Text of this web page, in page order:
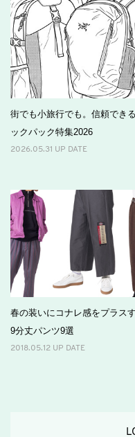
街でも小旅行でも。信頼でき
ックパック特集2026
2026.05.31 UP DATE
春の装いにコナレ感をプラス
9分丈パンツ9選
2018.05.12 UP DATE